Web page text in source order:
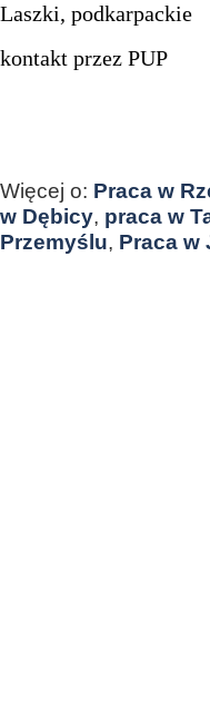
Laszki, podkarpackie
kontakt przez PUP
Więcej o: Praca w
w Dębicy, praca w
Przemyślu, Praca w